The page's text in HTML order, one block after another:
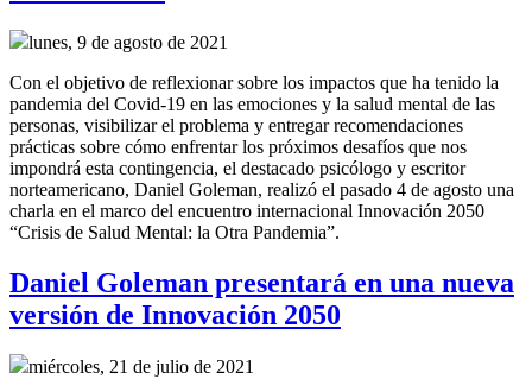
lunes, 9 de agosto de 2021
Con el objetivo de reflexionar sobre los impactos que ha tenido la
pandemia del Covid-19 en las emociones y la salud mental de las
personas, visibilizar el problema y entregar recomendaciones
prácticas sobre cómo enfrentar los próximos desafíos que nos
impondrá esta contingencia, el destacado psicólogo y escritor
norteamericano, Daniel Goleman, realizó el pasado 4 de agosto una
charla en el marco del encuentro internacional Innovación 2050
“Crisis de Salud Mental: la Otra Pandemia”.
Daniel Goleman presentará en una nueva
versión de Innovación 2050
miércoles, 21 de julio de 2021